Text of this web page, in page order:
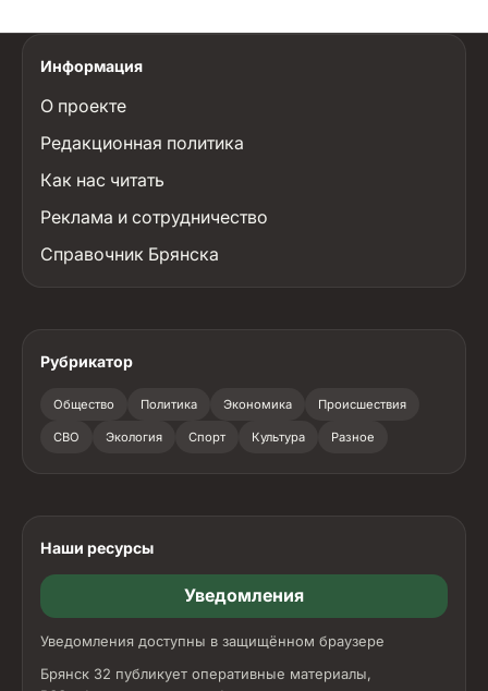
Информация
О проекте
Редакционная политика
Как нас читать
Реклама и сотрудничество
Справочник Брянска
Рубрикатор
Общество Политика Экономика Происшествия
СВО Экология Спорт Культура Разное
Наши ресурсы
Уведомления
Уведомления доступны в защищённом браузере
Брянск 32 публикует оперативные материалы,